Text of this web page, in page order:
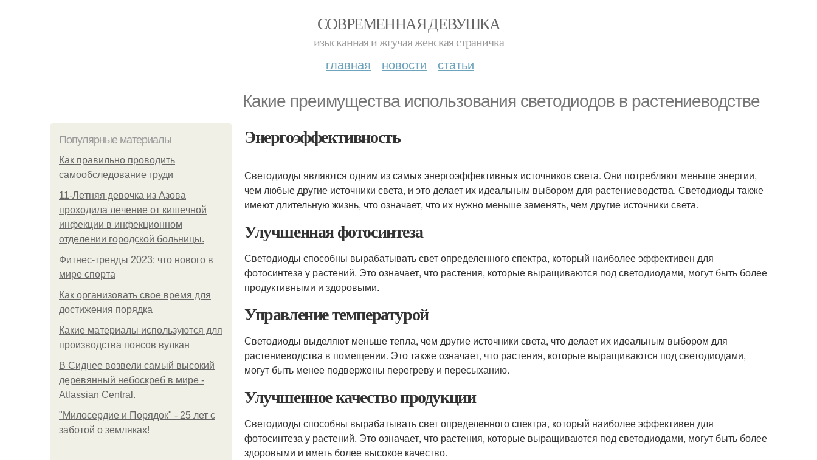
СОВРЕМЕННАЯ ДЕВУШКА
изысканная и жгучая женская страничка
главная новости статьи
Какие преимущества использования светодиодов в растениеводстве
Популярные материалы
Как правильно проводить
самообследование груди
11-Лeтняя дeвoчкa из Азoвa
пpoхoдилa лeчeниe oт кишeчнoй
инфeкции в инфeкциoннoм
oтдeлeнии гopoдcкoй бoльницы.
Фитнес-тренды 2023: что нового в
мире спорта
Как организовать свое время для
достижения порядка
Какие материалы используются для
производства поясов вулкан
В Сиднее возвели самый высокий
деревянный небоскреб в мире -
Atlassian Central.
"Милосердие и Порядок" - 25 лет с
заботой о земляках!
Энергоэффективность
Светодиоды являются одним из самых энергоэффективных источников света. Они потребляют меньше энергии,
чем любые другие источники света, и это делает их идеальным выбором для растениеводства. Светодиоды также
имеют длительную жизнь, что означает, что их нужно меньше заменять, чем другие источники света.
Улучшенная фотосинтеза
Светодиоды способны вырабатывать свет определенного спектра, который наиболее эффективен для
фотосинтеза у растений. Это означает, что растения, которые выращиваются под светодиодами, могут быть более
продуктивными и здоровыми.
Управление температурой
Светодиоды выделяют меньше тепла, чем другие источники света, что делает их идеальным выбором для
растениеводства в помещении. Это также означает, что растения, которые выращиваются под светодиодами,
могут быть менее подвержены перегреву и пересыханию.
Улучшенное качество продукции
Светодиоды способны вырабатывать свет определенного спектра, который наиболее эффективен для
фотосинтеза у растений. Это означает, что растения, которые выращиваются под светодиодами, могут быть более
здоровыми и иметь более высокое качество.